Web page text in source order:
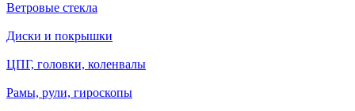
Ветровые стекла
Диски и покрышки
ЦПГ, головки, коленвалы
Рамы, рули, гироскопы